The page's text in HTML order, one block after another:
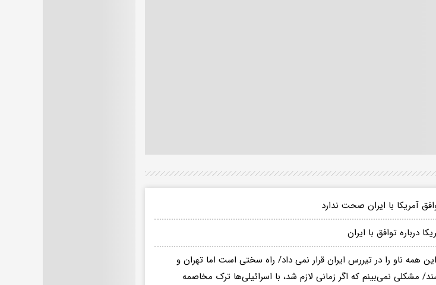
آمریکا با ایران صحت ندارد
درباره توافق با ایران
همه ناو را در تیررس ایران قرار نمی داد/ راه سختی است اما تهران و
مشکلی نمی‌بینم که اگر زمانی لازم شد، با اسرائیلی‌ها ترک مخاصمه